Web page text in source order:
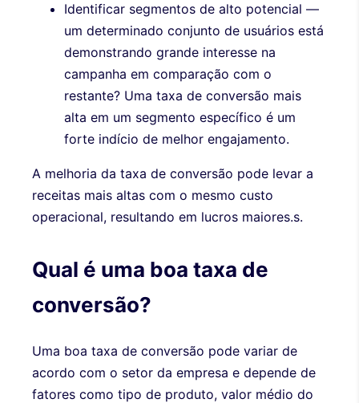
Identificar segmentos de alto potencial —
um determinado conjunto de usuários está
demonstrando grande interesse na
campanha em comparação com o
restante? Uma taxa de conversão mais
alta em um segmento específico é um
forte indício de melhor engajamento.
A melhoria da taxa de conversão pode levar a
receitas mais altas com o mesmo custo
operacional, resultando em lucros maiores.s.
Qual é uma boa taxa de
conversão?
Uma boa taxa de conversão pode variar de
acordo com o setor da empresa e depende de
fatores como tipo de produto, valor médio do